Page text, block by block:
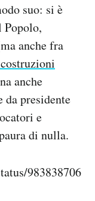
suo: si è
Popolo,
anche fra
anche
presidente
e
di nulla.
983838706